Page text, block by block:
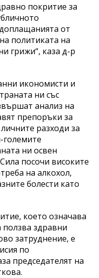
покритие за
от
политиката на
грижи“, каза д-р
икономисти и
ни със
анализ на
препоръки за
разходи за
ни освен
посочи високите
на алкохол,
болести като
което означава
здравни
затруднение, е
по
председателят на